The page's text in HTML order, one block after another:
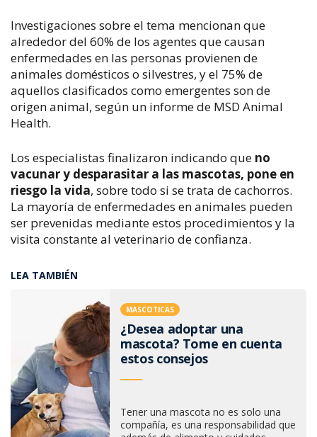
Investigaciones sobre el tema mencionan que
alrededor del 60% de los agentes que causan
enfermedades en las personas provienen de
animales domésticos o silvestres, y el 75% de
aquellos clasificados como emergentes son de
origen animal, según un informe de MSD Animal
Health.
Los especialistas finalizaron indicando que no
vacunar y desparasitar a las mascotas, pone en
riesgo la vida, sobre todo si se trata de cachorros.
La mayoría de enfermedades en animales pueden
ser prevenidas mediante estos procedimientos y la
visita constante al veterinario de confianza.
LEA TAMBIÉN
MASCOTICAS
¿Desea adoptar una
mascota? Tome en cuenta
estos consejos
Tener una mascota no es solo una
compañía, es una responsabilidad que